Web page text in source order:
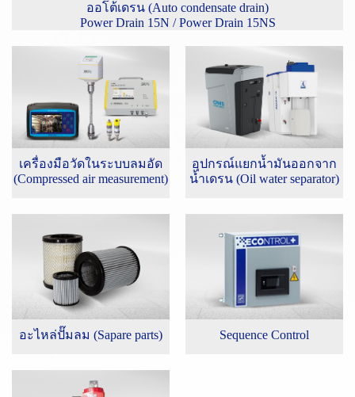
ออโต้เดรน (Auto condensate drain)
Power Drain 15N / Power Drain 15NS
เครื่องมือวัดในระบบลมอัด
(Compressed air measurement)
อุปกรณ์แยกน้ำมันออกจาก
น้ำเดรน (Oil water separator)
อะไหล่ปั๊มลม (Sapare parts) Sequence Control